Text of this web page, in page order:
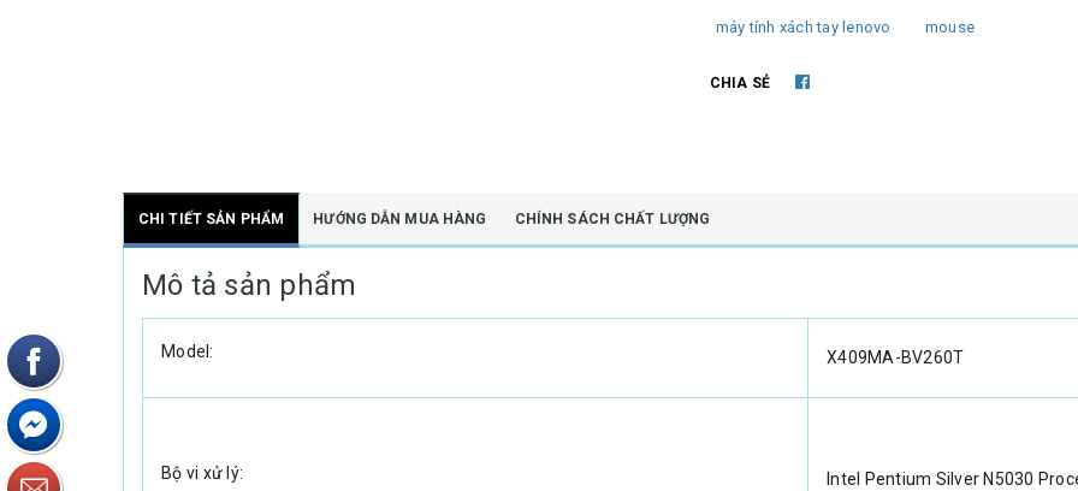
máy tính xách tay lenovo mouse
CHIA SẺ
CHI TIẾT SẢN PHẨM HƯỚNG DẪN MUA HÀNG CHÍNH SÁCH CHẤT LƯỢNG
Mô tả sản phẩm
Model: X409MA-BV260T
Bộ vi xử lý: Intel Pentium Silver N5030